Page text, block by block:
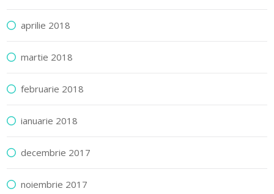
aprilie 2018
martie 2018
februarie 2018
ianuarie 2018
decembrie 2017
noiembrie 2017